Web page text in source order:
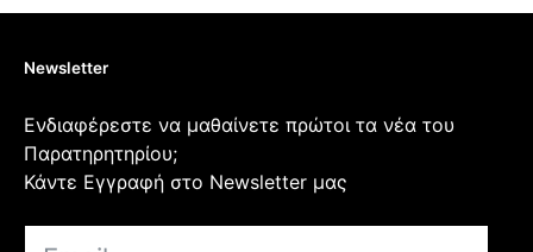
Newsletter
Ενδιαφέρεστε να μαθαίνετε πρώτοι τα νέα του
Παρατηρητηρίου;
Κάντε Εγγραφή στο Newsletter μας